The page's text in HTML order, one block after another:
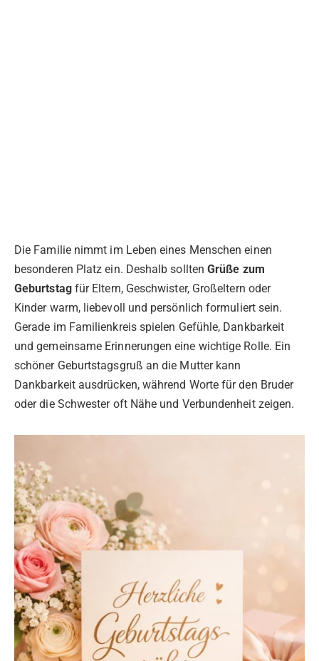
Die Familie nimmt im Leben eines Menschen einen
besonderen Platz ein. Deshalb solltenGrüße zum
Geburtstagfür Eltern, Geschwister, Großeltern oder
Kinder warm, liebevoll und persönlich formuliert sein.
Gerade im Familienkreis spielen Gefühle, Dankbarkeit
und gemeinsame Erinnerungen eine wichtige Rolle. Ein
schöner Geburtstagsgruß an die Mutter kann
Dankbarkeit ausdrücken, während Worte für den Bruder
oder die Schwester oft Nähe und Verbundenheit zeigen.